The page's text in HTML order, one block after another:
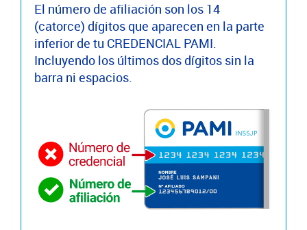
El número de afiliación son los 14
(catorce) dígitos que aparecen en la parte
inferior de tu CREDENCIAL PAMI.
Incluyendo los últimos dos dígitos sin la
barra ni espacios.